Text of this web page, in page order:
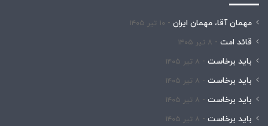
مهمان آقا، مهمان ایران ۱۰ تیر ۱۴۰۵
قائد امت ۸ تیر ۱۴۰۵
باید برخاست ۸ تیر ۱۴۰۵
باید برخاست ۸ تیر ۱۴۰۵
باید برخاست ۸ تیر ۱۴۰۵
باید برخاست ۸ تیر ۱۴۰۵